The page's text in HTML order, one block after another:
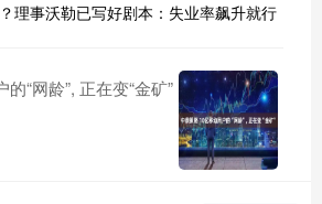
理事沃勒已写好剧本：失业率飙升就行
“网龄”, 正在变“金矿”